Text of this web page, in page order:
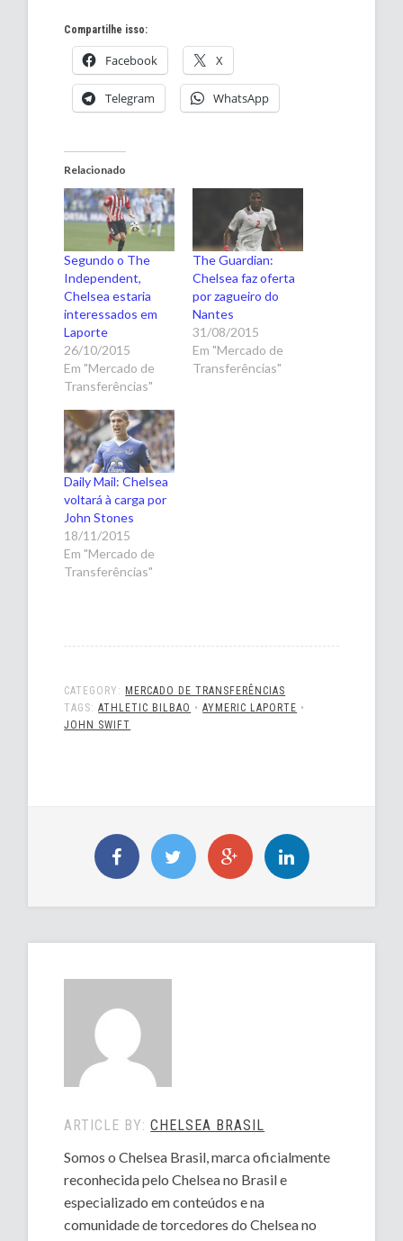
Compartilhe isso:
Facebook X
Telegram WhatsApp
Relacionado
Segundo o The
Independent,
Chelsea estaria
interessados em
Laporte
26/10/2015
Em "Mercado de
Transferências"
The Guardian:
Chelsea faz oferta
por zagueiro do
Nantes
31/08/2015
Em "Mercado de
Transferências"
Daily Mail: Chelsea
voltará à carga por
John Stones
18/11/2015
Em "Mercado de
Transferências"
CATEGORY: MERCADO DE TRANSFERÊNCIAS
TAGS:ATHLETIC BILBAO •AYMERIC LAPORTE •
JOHN SWIFT
ARTICLE BY:CHELSEA BRASIL
Somos o Chelsea Brasil, marca oficialmente
reconhecida pelo Chelsea no Brasil e
especializado em conteúdos e na
comunidade de torcedores do Chelsea no